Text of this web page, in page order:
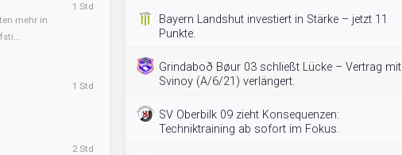
mehr in
1 Std
1 Std
2 Std
Bayern Landshut investiert in Stärke – jetzt 11
Punkte.
Grindaboð Bøur 03 schließt Lücke – Vertrag mit
Svinoy (A/6/21) verlängert.
SV Oberbilk 09 zieht Konsequenzen:
Techniktraining ab sofort im Fokus.